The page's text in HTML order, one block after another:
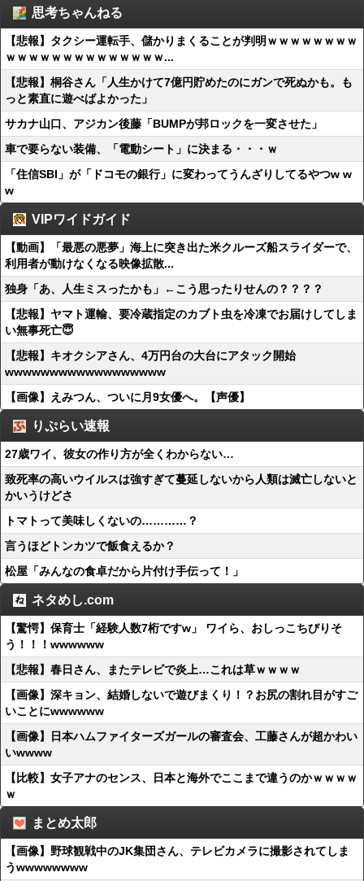
思考ちゃんねる
【悲報】タクシー運転手、儲かりまくることが判明ｗｗｗｗｗｗｗｗ
ｗｗｗｗｗｗｗｗｗｗｗｗｗｗ...
【悲報】桐谷さん「人生かけて7億円貯めたのにガンで死ぬかも。も
っと素直に遊べばよかった」
サカナ山口、アジカン後藤「BUMPが邦ロックを一変させた」
車で要らない装備、「電動シート」に決まる・・・ｗ
「住信SBI」が「ドコモの銀行」に変わってうんざりしてるやつw w
w
VIPワイドガイド
【動画】「最悪の悪夢」海上に突き出た米クルーズ船スライダーで、
利用者が動けなくなる映像拡散...
独身「あ、人生ミスったかも」←こう思ったりせんの？？？？
【悲報】ヤマト運輸、要冷蔵指定のカブト虫を冷凍でお届けしてしま
い無事死亡😇
【悲報】キオクシアさん、4万円台の大台にアタック開始
wwwwwwwwwwwwwwwwww
【画像】えみつん、ついに月9女優へ。【声優】
りぷらい速報
27歳ワイ、彼女の作り方が全くわからない…
致死率の高いウイルスは強すぎて蔓延しないから人類は滅亡しないと
かいうけどさ
トマトって美味しくないの…………？
言うほどトンカツで飯食えるか？
松屋「みんなの食卓だから片付け手伝って！」
ネタめし.com
【驚愕】保育士「経験人数7桁ですw」 ワイら、おしっこちびりそ
う！！！wwwwww
【悲報】春日さん、またテレビで炎上…これは草ｗｗｗｗ
【画像】深キョン、結婚しないで遊びまくり！？お尻の割れ目がすご
いことにwwwwww
【画像】日本ハムファイターズガールの審査会、工藤さんが超かわい
いwwww
【比較】女子アナのセンス、日本と海外でここまで違うのかｗｗｗｗ
ｗ
まとめ太郎
【画像】野球観戦中のJK集団さん、テレビカメラに撮影されてしま
うwwwwwwww